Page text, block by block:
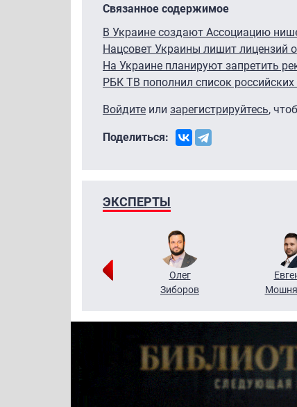
Связанное содержимое
В Украине создают Ассоциацию
Нацсовет Украины лишит лицензий
На Украине планируют запретить
РБК ТВ пополнил список
Войдите или зарегистрируйтесь,
Поделиться:
ЭКСПЕРТЫ
Олег
Зиборов